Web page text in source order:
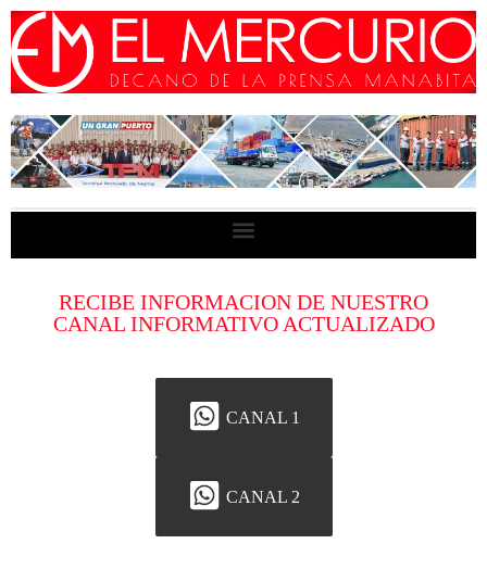
RECIBE INFORMACION DE NUESTRO
CANAL INFORMATIVO ACTUALIZADO
CANAL 1
CANAL 2